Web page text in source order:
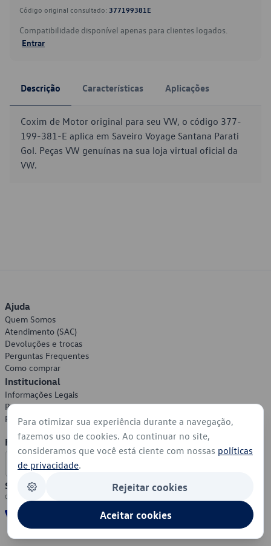
Código original consultado: 377199381E
Compatibilidade disponível apenas para clientes logados.
Entrar
Descrição Características Aplicações
Coxim de Motor original para seu VW, o código 377-
199-381-E aplica em Saveiro Voyage Santana Parati
Gol. Peças VW genuínas na sua loja virtual oficial da
VW.
Ajuda
Quem Somos
Atendimento (SAC)
Devoluções e trocas
Perguntas Frequentes
Como comprar
Institucional
Informações Legais
Política de Privacidade
Política de Cookies
Formas de Pagamento
Segurança
Para otimizar sua experiência durante a navegação,
fazemos uso de cookies. Ao continuar no site,
consideramos que você está ciente com nossas políticas
de privacidade.
Rejeitar cookies
Aceitar cookies